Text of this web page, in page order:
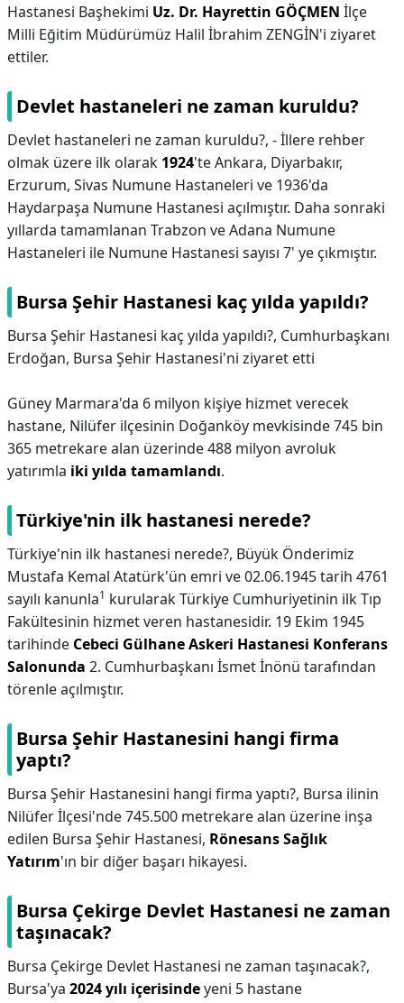
Hastanesi Başhekimi Uz. Dr. Hayrettin GÖÇMEN İlçe
Milli Eğitim Müdürümüz Halil İbrahim ZENGİN'i ziyaret
ettiler.
Devlet hastaneleri ne zaman kuruldu?
Devlet hastaneleri ne zaman kuruldu?, - İllere rehber
olmak üzere ilk olarak 1924'te Ankara, Diyarbakır,
Erzurum, Sivas Numune Hastaneleri ve 1936'da
Haydarpaşa Numune Hastanesi açılmıştır. Daha sonraki
yıllarda tamamlanan Trabzon ve Adana Numune
Hastaneleri ile Numune Hastanesi sayısı 7' ye çıkmıştır.
Bursa Şehir Hastanesi kaç yılda yapıldı?
Bursa Şehir Hastanesi kaç yılda yapıldı?, Cumhurbaşkanı
Erdoğan, Bursa Şehir Hastanesi'ni ziyaret etti
Güney Marmara'da 6 milyon kişiye hizmet verecek
hastane, Nilüfer ilçesinin Doğanköy mevkisinde 745 bin
365 metrekare alan üzerinde 488 milyon avroluk
yatırımla iki yılda tamamlandı.
Türkiye'nin ilk hastanesi nerede?
Türkiye'nin ilk hastanesi nerede?, Büyük Önderimiz
Mustafa Kemal Atatürk'ün emri ve 02.06.1945 tarih 4761
sayılı kanunla1 kurularak Türkiye Cumhuriyetinin ilk Tıp
Fakültesinin hizmet veren hastanesidir. 19 Ekim 1945
tarihinde Cebeci Gülhane Askeri Hastanesi Konferans
Salonunda 2. Cumhurbaşkanı İsmet İnönü tarafından
törenle açılmıştır.
Bursa Şehir Hastanesini hangi firma
yaptı?
Bursa Şehir Hastanesini hangi firma yaptı?, Bursa ilinin
Nilüfer İlçesi'nde 745.500 metrekare alan üzerine inşa
edilen Bursa Şehir Hastanesi, Rönesans Sağlık
Yatırım'ın bir diğer başarı hikayesi.
Bursa Çekirge Devlet Hastanesi ne zaman
taşınacak?
Bursa Çekirge Devlet Hastanesi ne zaman taşınacak?,
Bursa'ya 2024 yılı içerisindeyeni 5 hastane